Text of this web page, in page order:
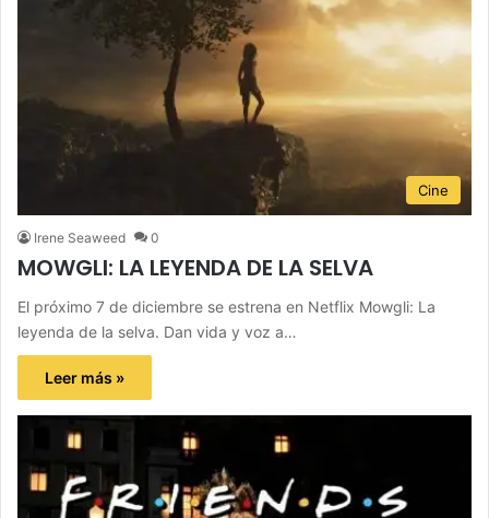
Cine
Irene Seaweed 0
MOWGLI: LA LEYENDA DE LA SELVA
El próximo 7 de diciembre se estrena en Netflix Mowgli: La
leyenda de la selva. Dan vida y voz a…
Leer más »